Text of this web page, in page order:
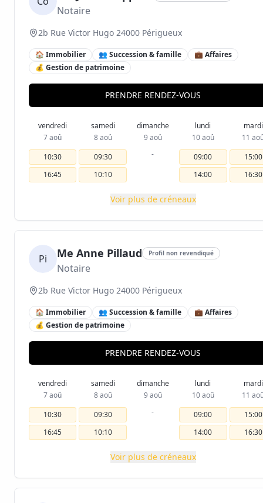
Notaire
2b Rue Victor Hugo 24000 Périgueux
🏠 Immobilier 👥 Succession & famille
💼 Affaires
💰 Gestion de patrimoine
PRENDRE RENDEZ-VOUS
vendredi
7 aoû
10:30
16:45
samedi
8 aoû
09:30
10:10
dimanche
9 aoû
-
lundi
10 aoû
09:00
14:00
mardi
11
15:00
16:30
Voir plus de créneaux
Pi Me Anne Pillaud Profil non revendiqué
Notaire
2b Rue Victor Hugo 24000 Périgueux
🏠 Immobilier 👥 Succession & famille
💼 Affaires
💰 Gestion de patrimoine
PRENDRE RENDEZ-VOUS
vendredi
7 aoû
10:30
16:45
samedi
8 aoû
09:30
10:10
dimanche
9 aoû
-
lundi
10 aoû
09:00
14:00
mardi
11
15:00
16:30
Voir plus de créneaux